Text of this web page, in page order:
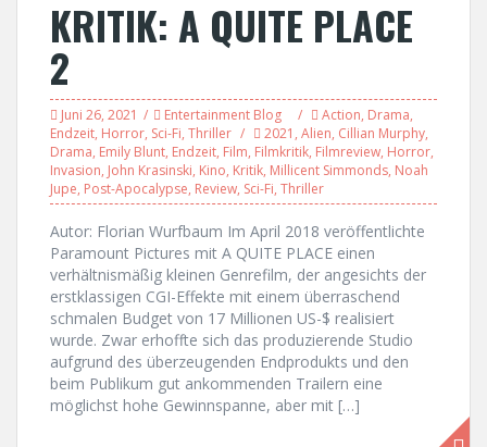
KRITIK: A QUITE PLACE
2
Juni 26, 2021 Entertainment Blog Action, Drama,
Endzeit, Horror, Sci-Fi, Thriller 2021 , Alien, Cillian Murphy,
Drama, Emily Blunt, Endzeit, Film, Filmkritik, Filmreview, Horror,
Invasion, John Krasinski, Kino, Kritik, Millicent Simmonds, Noah
Jupe, Post-Apocalypse, Review, Sci-Fi, Thriller
Autor: Florian Wurfbaum Im April 2018 veröffentlichte
Paramount Pictures mit A QUITE PLACE einen
verhältnismäßig kleinen Genrefilm, der angesichts der
erstklassigen CGI-Effekte mit einem überraschend
schmalen Budget von 17 Millionen US-$ realisiert
wurde. Zwar erhoffte sich das produzierende Studio
aufgrund des überzeugenden Endprodukts und den
beim Publikum gut ankommenden Trailern eine
möglichst hohe Gewinnspanne, aber mit […]